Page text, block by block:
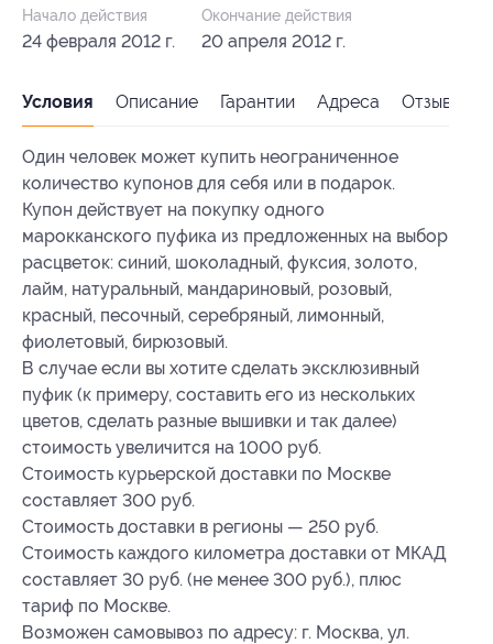
Начало действия
24 февраля 2012 г.
Окончание действия
20 апреля 2012 г.
Условия Описание Гарантии Адреса Отзывы
Один человек может купить неограниченное
количество купонов для себя или в подарок.
Купон действует на покупку одного
марокканского пуфика из предложенных на выбор
расцветок: синий, шоколадный, фуксия, золото,
лайм, натуральный, мандариновый, розовый,
красный, песочный, серебряный, лимонный,
фиолетовый, бирюзовый.
В случае если вы хотите сделать эксклюзивный
пуфик (к примеру, составить его из нескольких
цветов, сделать разные вышивки и так далее)
стоимость увеличится на 1000 руб.
Стоимость курьерской доставки по Москве
составляет 300 руб.
Стоимость доставки в регионы — 250 руб.
Стоимость каждого километра доставки от МКАД
составляет 30 руб. (не менее 300 руб.), плюс
тариф по Москве.
Возможен самовывоз по адресу: г. Москва, ул.